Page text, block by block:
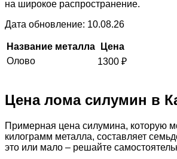
на широкое распространение.
Дата обновление: 10.08.26
Название металла
Цена
Олово
1300 ₽
Цена лома силумин в
Примерная цена силумина, которую
килограмм металла, составляет
это или мало – решайте